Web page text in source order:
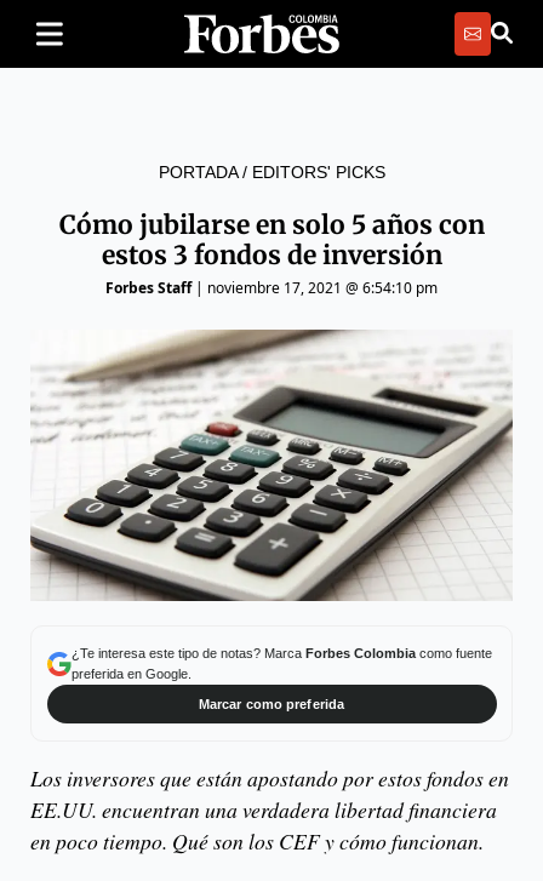
PORTADA/ EDITORS' PICKS
Cómo jubilarse en solo 5 años con
estos 3 fondos de inversión
Forbes Staff| noviembre 17, 2021 @ 6:54:10 pm
¿Te interesa este tipo de notas? Marca Forbes Colombiacomo fuente
preferida en Google.
Marcar como preferida
Los inversores que están apostando por estos fondos en
EE.UU. encuentran una verdadera libertad financiera
en poco tiempo. Qué son los CEF y cómo funcionan.